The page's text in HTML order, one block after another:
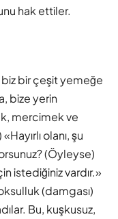
hak ettiler.
biz bir çeşit yemeğe
bize yerin
mercimek ve
olanı, şu
(Öyleyse)
istediğiniz vardır.»
(damgası)
Bu, kuşkusuz,